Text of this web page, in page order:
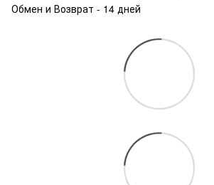
Обмен и Возврат - 14 дней